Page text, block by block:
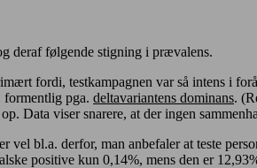
deraf følgende stigning i prævalens.
fordi, testkampagnen var så intens i
formentlig pga. deltavariantens dominans.
Data viser snarere, at der ingen
bl.a. derfor, man anbefaler at teste
positive kun 0,14%, mens den er